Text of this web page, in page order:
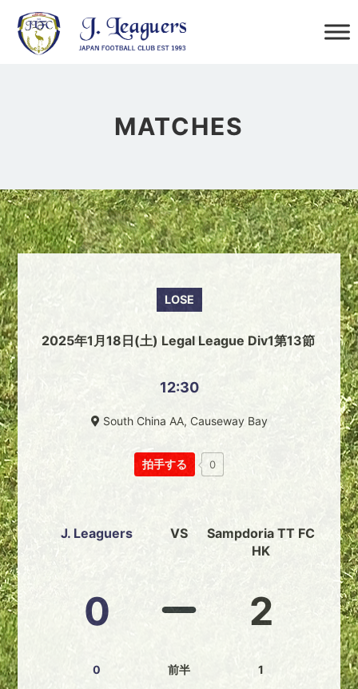
MATCHES
LOSE
2025年1月18日(土) Legal League Div1第13節
12:30
South China AA, Causeway Bay
拍手する 0
J. Leaguers
0
0
VS
前半
Sampdoria TT FC
HK
2
1